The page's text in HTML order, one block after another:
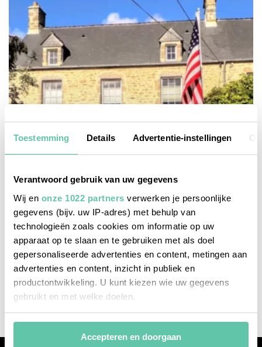
Toestemming Details Advertentie-instellingen
Verantwoord gebruik van uw gegevens
Wij en onze 1022 partners verwerken je persoonlijke
gegevens (bijv. uw IP-adres) met behulp van
technologieën zoals cookies om informatie op uw
apparaat op te slaan en te gebruiken met als doel
gepersonaliseerde advertenties en content, metingen aan
advertenties en content, inzicht in publiek en
productontwikkeling. U kunt kiezen wie uw gegevens
gebruikt en met welke doelen.
Als u het toestaat, willen we ook graag:
Informatie verzamelen over uw geografische
Accepteren en doorgaan
b&b's / chambres d'hôtes
Charmante B&B bij de D-Day stranden in
Normandië